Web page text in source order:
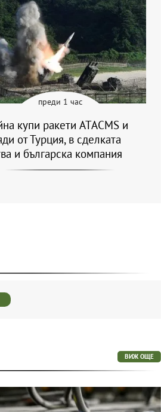
преди 1 час
купи ракети ATACMS и
от Турция, в сделката
и българска компания
ВИЖ ОЩЕ